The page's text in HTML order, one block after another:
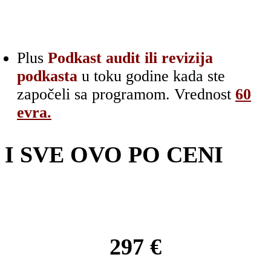
Plus Podkast audit ili revizija
podkasta u toku godine kada ste
započeli sa programom. Vrednost 60
evra.
I SVE OVO PO CENI
297 €